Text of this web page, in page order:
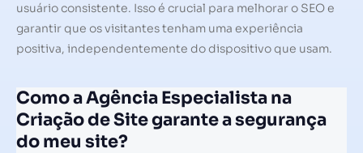
usuário consistente. Isso é crucial para melhorar o SEO e
garantir que os visitantes tenham uma experiência
positiva, independentemente do dispositivo que usam.
Como a Agência Especialista na
Criação de Site garante a segurança
do meu site?